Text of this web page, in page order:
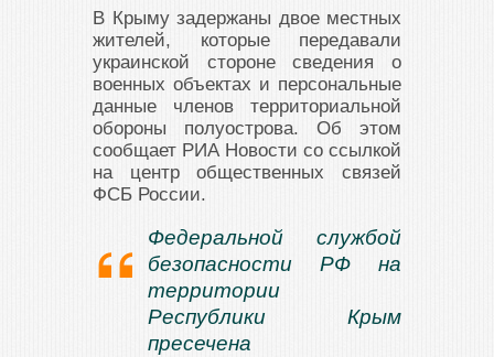
В Крыму задержаны двое местных
жителей, которые передавали
украинской стороне сведения о
военных объектах и персональные
данные членов территориальной
обороны полуострова. Об этом
сообщает РИА Новости со ссылкой
на центр общественных связей
ФСБ России.
Федеральной службой
безопасности РФ на
территории
Республики Крым
пресечена